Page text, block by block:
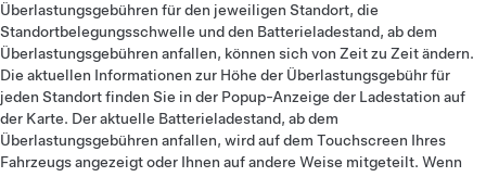
Überlastungsgebühren für den jeweiligen Standort, die
Standortbelegungsschwelle und den Batterieladestand, ab dem
Überlastungsgebühren anfallen, können sich von Zeit zu Zeit ändern.
Die aktuellen Informationen zur Höhe der Überlastungsgebühr für
jeden Standort finden Sie in der Popup-Anzeige der Ladestation auf
der Karte. Der aktuelle Batterieladestand, ab dem
Überlastungsgebühren anfallen, wird auf dem Touchscreen Ihres
Fahrzeugs angezeigt oder Ihnen auf andere Weise mitgeteilt. Wenn